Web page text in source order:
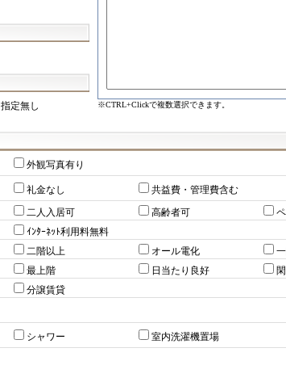
指定無し ※CTRL+Clickで複数選択できます。
外観写真有り
礼金なし 共益費・管理費含む
二人入居可 高齢者可
ｲﾝﾀｰﾈｯﾄ利用料無料
二階以上 オール電化
最上階 日当たり良好
分譲賃貸
シャワー 室内洗濯機置場